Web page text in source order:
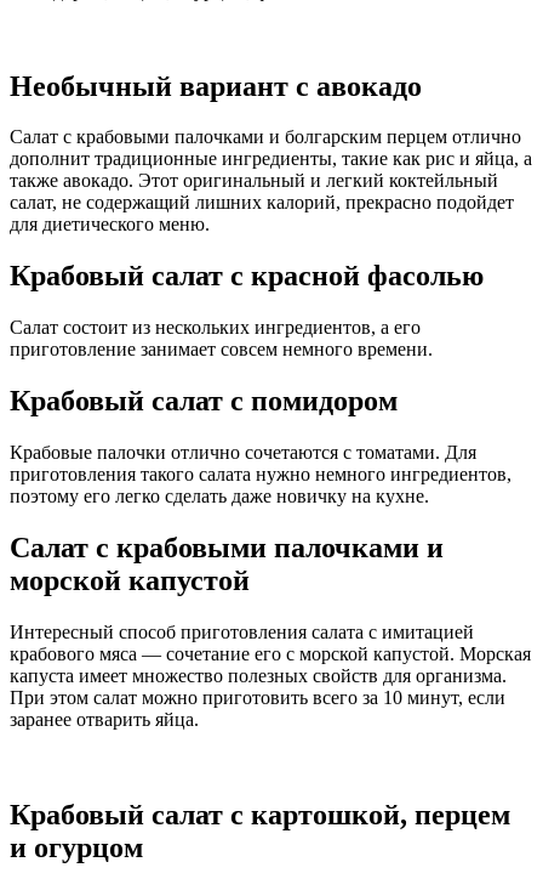
Необычный вариант с авокадо
Салат с крабовыми палочками и болгарским перцем отлично
дополнит традиционные ингредиенты, такие как рис и яйца, а
также авокадо. Этот оригинальный и легкий коктейльный
салат, не содержащий лишних калорий, прекрасно подойдет
для диетического меню.
Крабовый салат с красной фасолью
Салат состоит из нескольких ингредиентов, а его
приготовление занимает совсем немного времени.
Крабовый салат с помидором
Крабовые палочки отлично сочетаются с томатами. Для
приготовления такого салата нужно немного ингредиентов,
поэтому его легко сделать даже новичку на кухне.
Салат с крабовыми палочками и
морской капустой
Интересный способ приготовления салата с имитацией
крабового мяса — сочетание его с морской капустой. Морская
капуста имеет множество полезных свойств для организма.
При этом салат можно приготовить всего за 10 минут, если
заранее отварить яйца.
Крабовый салат с картошкой, перцем
и огурцом